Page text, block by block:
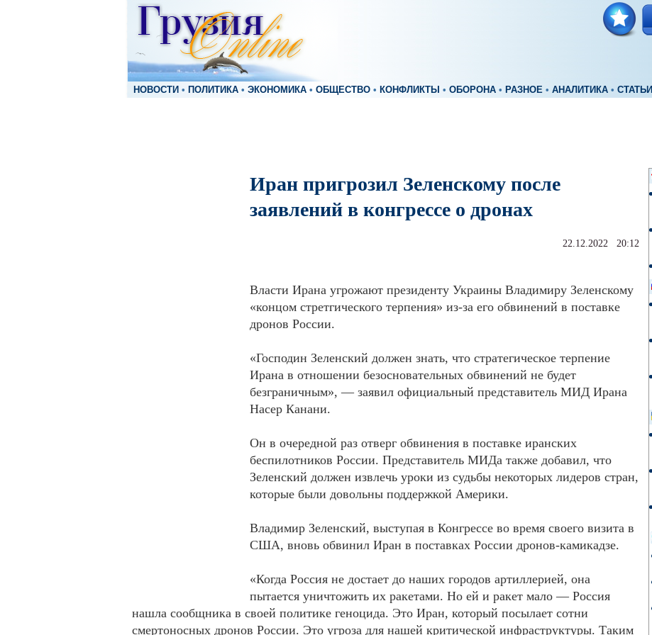
НОВОСТИ • ПОЛИТИКА • ЭКОНОМИКА • ОБЩЕСТВО • КОНФЛИКТЫ • ОБОРОНА • РАЗНОЕ • АНАЛИТИКА • СТАТЬИ
Иран пригрозил Зеленскому после
заявлений в конгрессе о дронах
22.12.2022 20:12
Власти Ирана угрожают президенту Украины Владимиру Зеленскому
«концом стретгического терпения» из-за его обвинений в поставке
дронов России.
«Господин Зеленский должен знать, что стратегическое терпение
Ирана в отношении безосновательных обвинений не будет
безграничным», — заявил официальный представитель МИД Ирана
Насер Канани.
Он в очередной раз отверг обвинения в поставке иранских
беспилотников России. Представитель МИДа также добавил, что
Зеленский должен извлечь уроки из судьбы некоторых лидеров стран,
которые были довольны поддержкой Америки.
Владимир Зеленский, выступая в Конгрессе во время своего визита в
США, вновь обвинил Иран в поставках России дронов-камикадзе.
«Когда Россия не достает до наших городов артиллерией, она
пытается уничтожить их ракетами. Но ей и ракет мало — Россия
нашла сообщника в своей политике геноцида. Это Иран, который посылает сотни
смертоносных дронов России. Это угроза для нашей критической инфраструктуры. Таким